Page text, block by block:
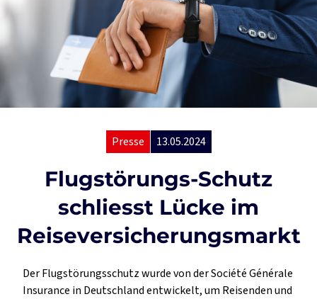
Presse 13.05.2024
Flugstörungs-Schutz
schliesst Lücke im
Reiseversicherungsmarkt
Der Flugstörungsschutz wurde von der Société Générale
Insurance in Deutschland entwickelt, um Reisenden und